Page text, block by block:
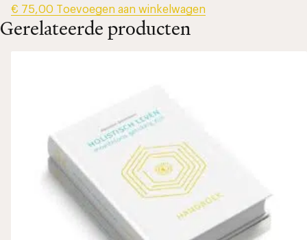
€ 75,00 Toevoegen aan winkelwagen
Gerelateerde producten